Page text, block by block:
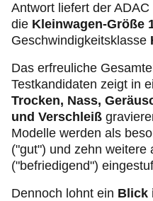
Antwort liefert der
die Kleinwagen-Größe
Geschwindigkeitsklasse
Das erfreuliche
Testkandidaten zeigt in
Trocken, Nass,
und Verschleiß
Modelle werden als
("gut") und zehn weitere
("befriedigend")
Dennoch lohnt ein Blick